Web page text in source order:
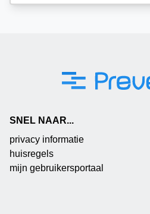
SNEL NAAR...
privacy informatie
huisregels
mijn gebruikersportaal